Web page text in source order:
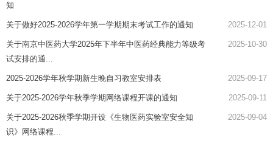
知
关于做好2025-2026学年第一学期期末考试工作的通知 2025-12-01
关于南京中医药大学2025年下半年中医药经典能力等级考
试安排的通...
2025-10-30
2025-2026学年秋学期新生晚自习教室安排表 2025-09-17
关于2025-2026学年秋季学期网络课程开课的通知 2025-09-11
关于2025-2026秋季学期开设《生物医药实验室安全知
识》网络课程...
2025-09-04